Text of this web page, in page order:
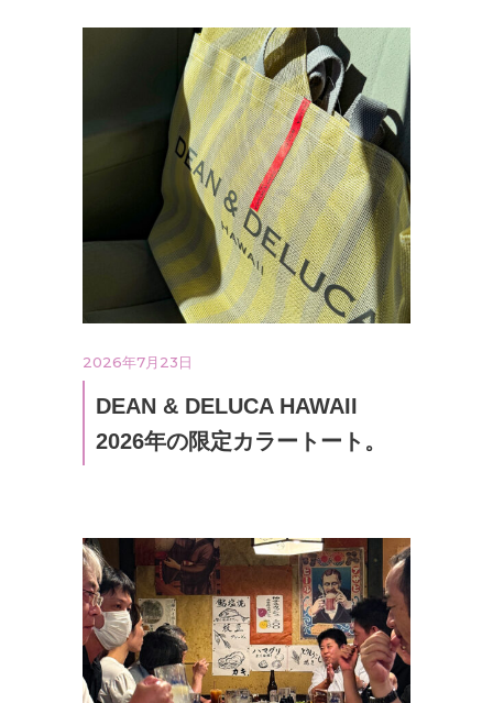
2026年7月23日
DEAN & DELUCA HAWAII
2026年の限定カラートート。